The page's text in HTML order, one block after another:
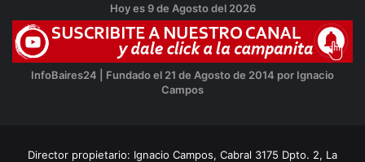
Hoy es 9 de Agosto del 2026
InfoBaires24 | Fundado el 21 de Agosto de 2014 por Ignacio
Campos
Director propietario: Ignacio Campos, Cabral 3175 Dpto. 2, La